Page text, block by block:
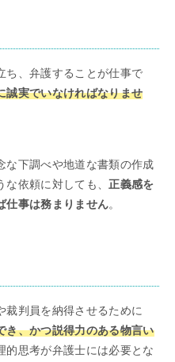
ち、弁護することが仕事で
誠実でいなければなりませ
な下調べや地道な書類の作成
な依頼に対しても、正義感を
仕事は務まりません。
裁判員を納得させるために
き、かつ説得力のある物言い
的思考が弁護士には必要とな